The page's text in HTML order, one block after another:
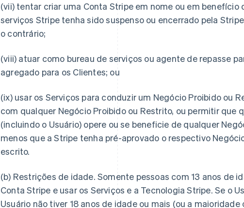
(vii) tentar criar uma Conta Stripe em nome ou em benefício
serviços Stripe tenha sido suspenso ou encerrado pela
o contrário;
(viii) atuar como bureau de serviços ou agente de repasse
agregado para os Clientes; ou
(ix) usar os Serviços para conduzir um Negócio Proibido ou
com qualquer Negócio Proibido ou Restrito, ou permitir que
(incluindo o Usuário) opere ou se beneficie de qualquer
menos que a Stripe tenha pré-aprovado o respectivo
escrito.
(b) Restrições de idade. Somente pessoas com 13 anos de
Conta Stripe e usar os Serviços e a Tecnologia Stripe. Se o
Usuário não tiver 18 anos de idade ou mais (ou a maioridade